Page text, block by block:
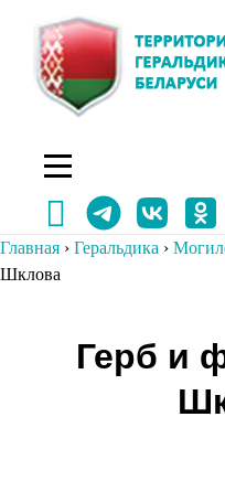
содержимому
Главная › Геральдика ›
Шклова
Герб и
Навигация